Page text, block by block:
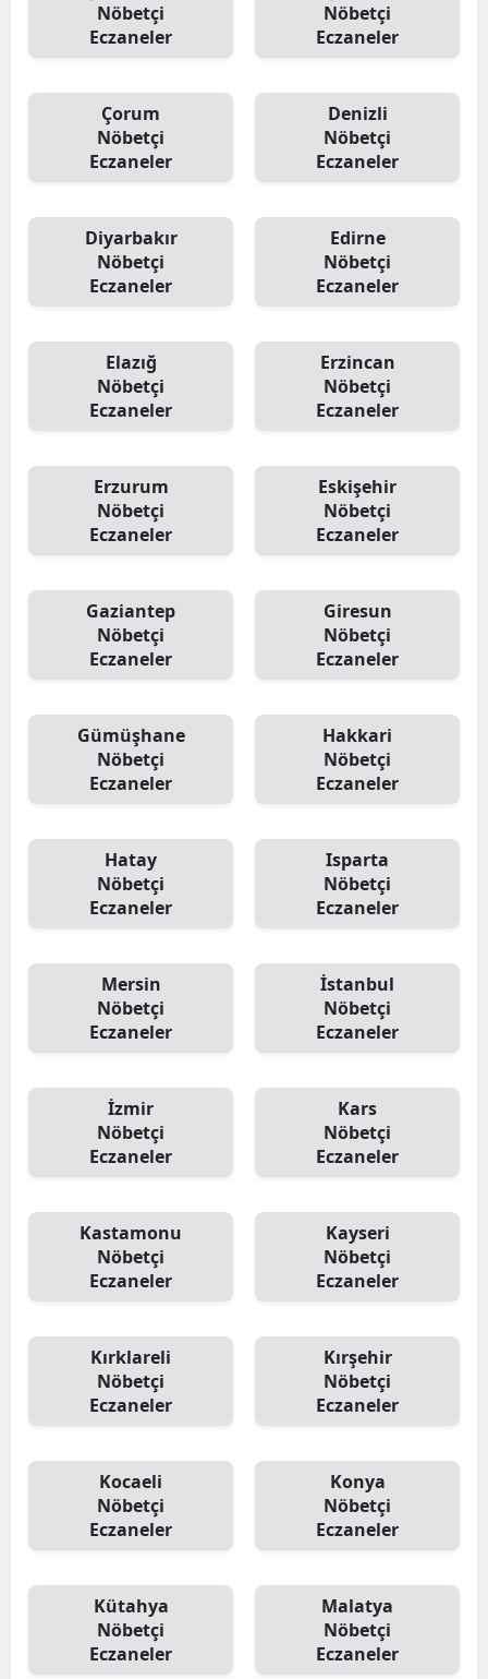
Nöbetçi
Eczaneler
Nöbetçi
Eczaneler
Çorum
Nöbetçi
Eczaneler
Denizli
Nöbetçi
Eczaneler
Diyarbakır
Nöbetçi
Eczaneler
Edirne
Nöbetçi
Eczaneler
Elazığ
Nöbetçi
Eczaneler
Erzincan
Nöbetçi
Eczaneler
Erzurum
Nöbetçi
Eczaneler
Eskişehir
Nöbetçi
Eczaneler
Gaziantep
Nöbetçi
Eczaneler
Giresun
Nöbetçi
Eczaneler
Gümüşhane
Nöbetçi
Eczaneler
Hakkari
Nöbetçi
Eczaneler
Hatay
Nöbetçi
Eczaneler
Isparta
Nöbetçi
Eczaneler
Mersin
Nöbetçi
Eczaneler
İstanbul
Nöbetçi
Eczaneler
İzmir
Nöbetçi
Eczaneler
Kars
Nöbetçi
Eczaneler
Kastamonu
Nöbetçi
Eczaneler
Kayseri
Nöbetçi
Eczaneler
Kırklareli
Nöbetçi
Eczaneler
Kırşehir
Nöbetçi
Eczaneler
Kocaeli
Nöbetçi
Eczaneler
Konya
Nöbetçi
Eczaneler
Kütahya
Nöbetçi
Eczaneler
Malatya
Nöbetçi
Eczaneler